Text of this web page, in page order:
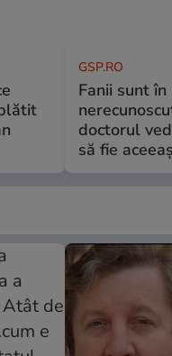
GSP.RO
Fanii sunt în
doctorul
să fie